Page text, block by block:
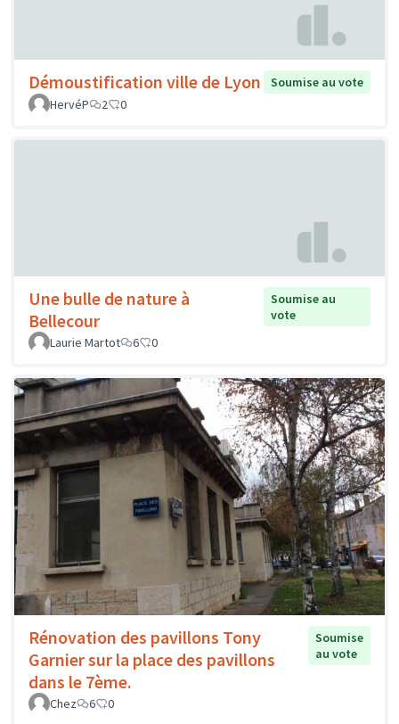
Démoustification ville de Lyon
Soumise au vote
HervéP
2 0
Une bulle de nature à
Bellecour
Soumise au
vote
Laurie Martot
6 0
Rénovation des pavillons Tony
Garnier sur la place des pavillons
dans le 7ème.
Soumise
au vote
Chez 6 0